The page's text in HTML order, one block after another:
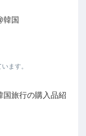
韓国
ます。
国旅行の購入品紹